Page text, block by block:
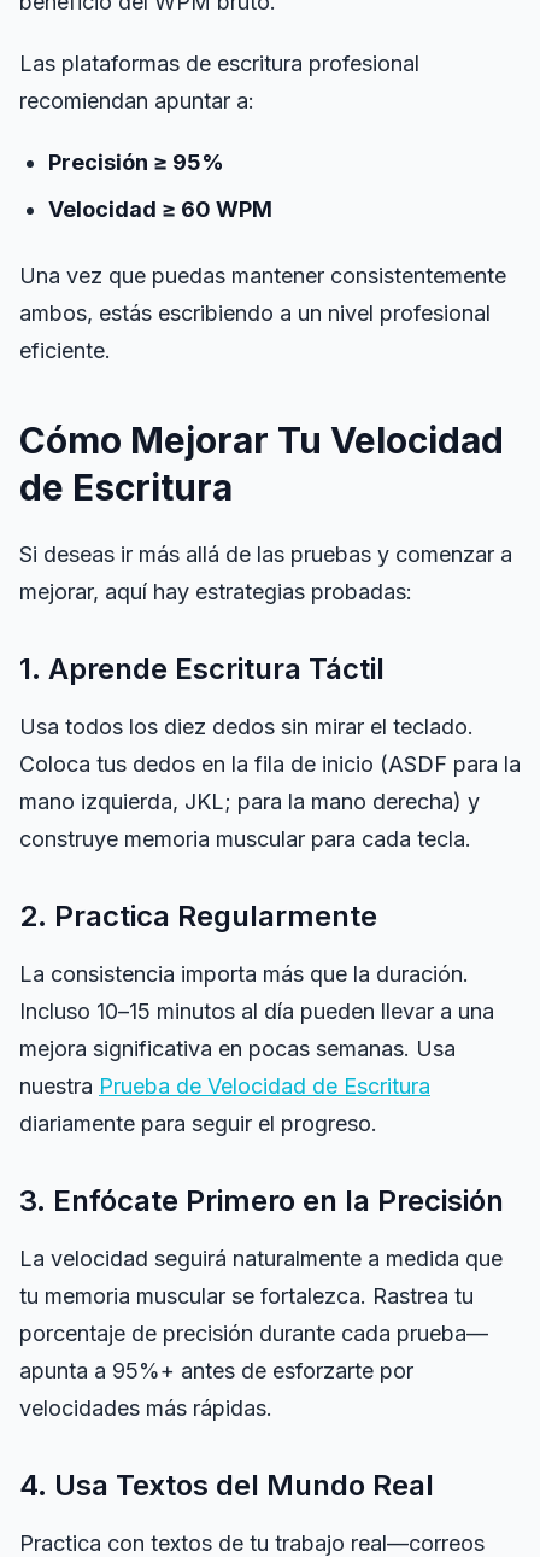
Las plataformas de escritura profesional
recomiendan apuntar a:
Precisión ≥ 95%
Velocidad ≥ 60 WPM
Una vez que puedas mantener consistentemente
ambos, estás escribiendo a un nivel profesional
eficiente.
Cómo Mejorar Tu Velocidad
de Escritura
Si deseas ir más allá de las pruebas y comenzar a
mejorar, aquí hay estrategias probadas:
1. Aprende Escritura Táctil
Usa todos los diez dedos sin mirar el teclado.
Coloca tus dedos en la fila de inicio (ASDF para la
mano izquierda, JKL; para la mano derecha) y
construye memoria muscular para cada tecla.
2. Practica Regularmente
La consistencia importa más que la duración.
Incluso 10–15 minutos al día pueden llevar a una
mejora significativa en pocas semanas. Usa
nuestra Prueba de Velocidad de Escritura
diariamente para seguir el progreso.
3. Enfócate Primero en la Precisión
La velocidad seguirá naturalmente a medida que
tu memoria muscular se fortalezca. Rastrea tu
porcentaje de precisión durante cada prueba—
apunta a 95%+ antes de esforzarte por
velocidades más rápidas.
4. Usa Textos del Mundo Real
Practica con textos de tu trabajo real—correos